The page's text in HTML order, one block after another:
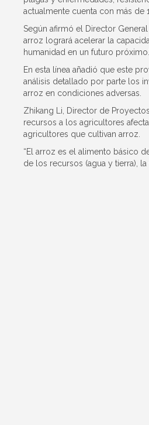
actualmente cuenta con más de
Según afirmó el Director
arroz logrará acelerar la
humanidad en un futuro
En esta línea añadió que este
análisis detallado por parte los
arroz en condiciones adversas.
Zhikang Li, Director de
recursos a los agricultores
agricultores que cultivan arroz.
“El arroz es el alimento básico
de los recursos (agua y tierra),